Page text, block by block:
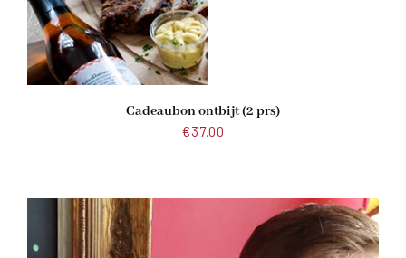
Cadeaubon ontbijt (2 prs)
€37.00